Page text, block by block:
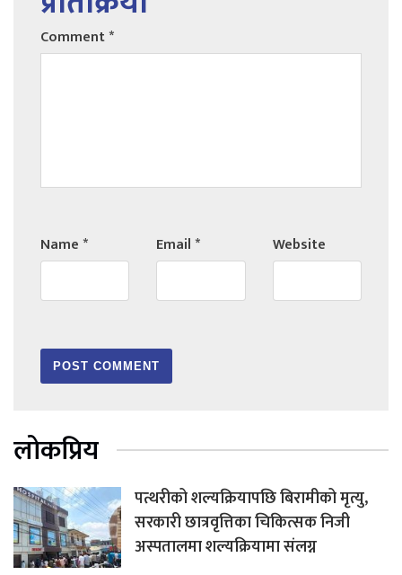
Comment*
Name* Email* Website
लोकप्रिय
पत्थरीको शल्यक्रियापछि बिरामीको मृत्यु,
सरकारी छात्रवृत्तिका चिकित्सक निजी
अस्पतालमा शल्यक्रियामा संलग्न